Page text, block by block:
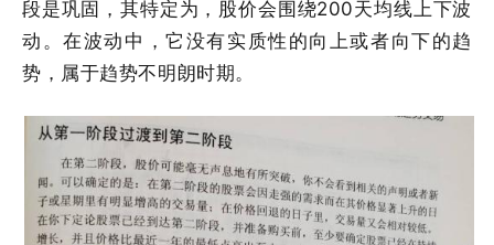
段是巩固，其特定为，股价会围绕200天均线上下波
动。在波动中，它没有实质性的向上或者向下的趋
势，属于趋势不明朗时期。